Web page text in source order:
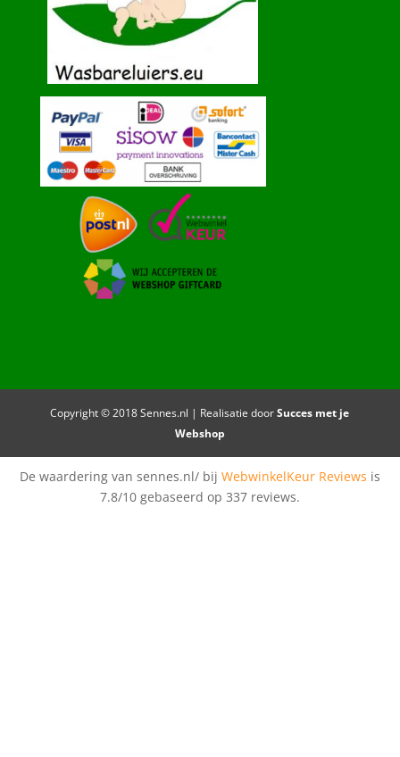
Copyright © 2018 Sennes.nl | Realisatie doorSucces met je
Webshop
De waardering van sennes.nl/ bij WebwinkelKeur Reviews is
7.8/10 gebaseerd op 337 reviews.